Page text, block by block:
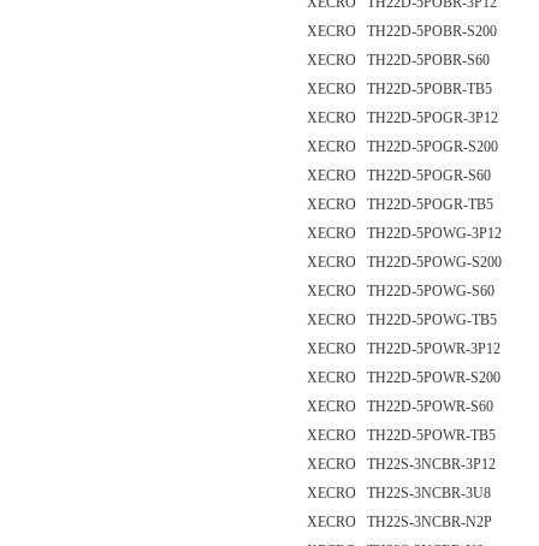
XECRO TH22D-5POBR-S200
XECRO TH22D-5POBR-S60
XECRO TH22D-5POBR-TB5
XECRO TH22D-5POGR-3P12
XECRO TH22D-5POGR-S200
XECRO TH22D-5POGR-S60
XECRO TH22D-5POGR-TB5
XECRO TH22D-5POWG-3P12
XECRO TH22D-5POWG-S200
XECRO TH22D-5POWG-S60
XECRO TH22D-5POWG-TB5
XECRO TH22D-5POWR-3P12
XECRO TH22D-5POWR-S200
XECRO TH22D-5POWR-S60
XECRO TH22D-5POWR-TB5
XECRO TH22S-3NCBR-3P12
XECRO TH22S-3NCBR-3U8
XECRO TH22S-3NCBR-N2P